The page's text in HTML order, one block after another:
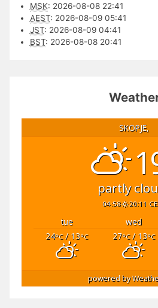
MSK: 2026-08-08 22:41
AEST: 2026-08-09 05:41
JST: 2026-08-09 04:41
BST: 2026-08-08 20:41
SKOPJE,
partly
04:58 20:11
tue wed
24°C/ 13°C 27°C/ 13°C
powered by